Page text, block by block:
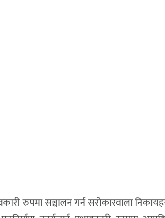
रुपमा सञ्चालन गर्न सरोकारवाला